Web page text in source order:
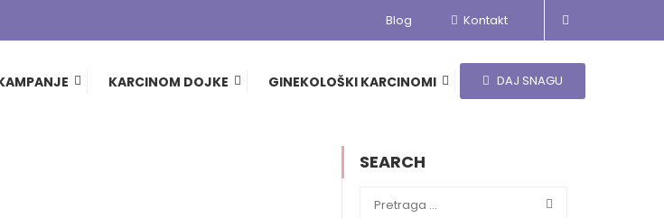
Blog Kontakt
KARCINOM DOJKE GINEKOLOŠKI KARCINOMI DAJ SNAGU
SEARCH